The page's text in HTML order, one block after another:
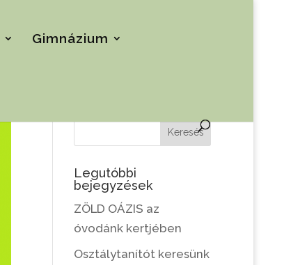
Gimnázium
Keresés
Legutóbbi
bejegyzések
ZÖLD OÁZIS az
óvodánk kertjében
Osztálytanítót keresünk